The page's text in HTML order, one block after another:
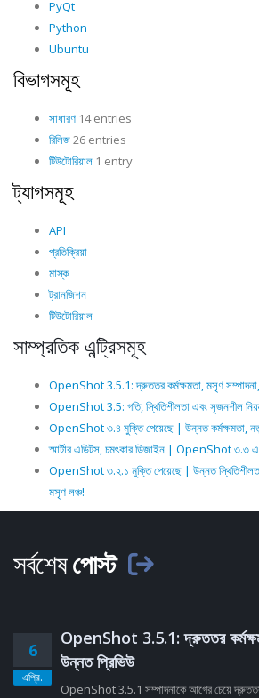
PyQt
Python
Ubuntu
বিভাগসমূহ
সাধারণ 14 entries
রিলিজ26 entries
টিউটোরিয়াল 1 entry
ট্যাগসমূহ
API
প্রতিক্রিয়া
মাস্ক
ট্রানজিশন
টিউটোরিয়াল
সাম্প্রতিক এন্ট্রিসমূহ
OpenShot 3.5.1: দ্রুততর কর্মক্ষমতা, মসৃণ
OpenShot 3.5: গতি, স্থিতিশীলতা এবং সৃজনশীল
OpenShot ৩.৪ মুক্তি পেয়েছে | উন্নত কর্মক্ষমতা,
স্মার্টার এডিটস, চমৎকার ডিজাইন | OpenShot ৩.৩
OpenShot ৩.২.১ মুক্তি পেয়েছে | উন্নত
মসৃণ লঞ্চ!
সর্বশেষপোস্ট
6
এপ্রি.
OpenShot 3.5.1: দ্রুততর
উন্নত প্রিভিউ
OpenShot 3.5.1 সম্পাদনাকে আগের চেয়ে